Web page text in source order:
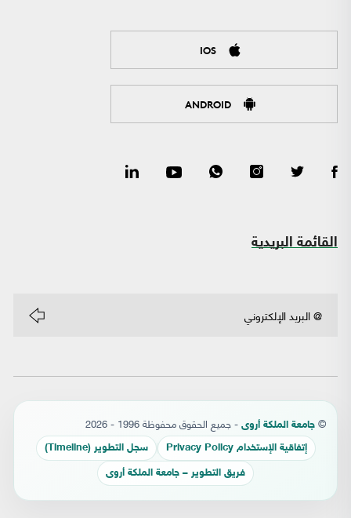
IOS
ANDROID
القائمة البريدية
© جامعة الملكة أروى - جميع الحقوق محفوظة 1996 - 2026
إتفاقية الإستخدام Privacy Policy سجل التطوير (Timeline)
فريق التطوير – جامعة الملكة أروى